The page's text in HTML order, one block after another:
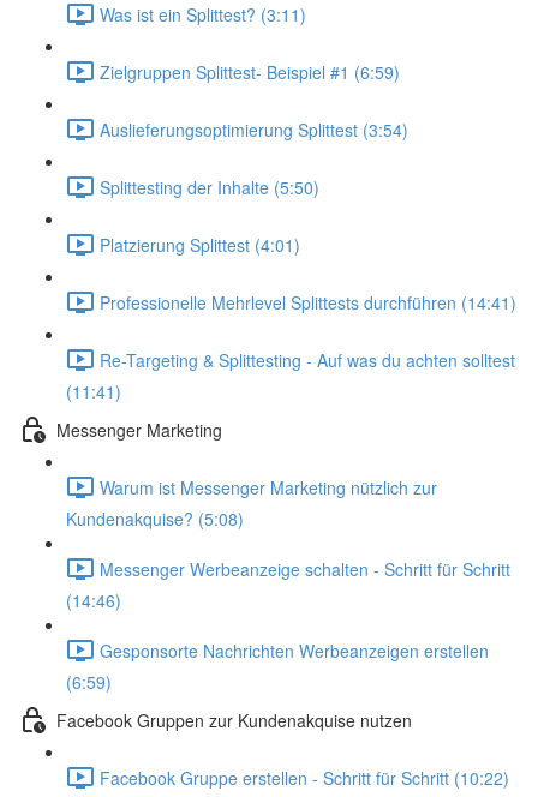
Was ist ein Splittest? (3:11)
Zielgruppen Splittest- Beispiel #1 (6:59)
Auslieferungsoptimierung Splittest (3:54)
Splittesting der Inhalte (5:50)
Platzierung Splittest (4:01)
Professionelle Mehrlevel Splittests durchführen (14:41)
Re-Targeting & Splittesting - Auf was du achten solltest
(11:41)
Messenger Marketing
Warum ist Messenger Marketing nützlich zur
Kundenakquise? (5:08)
Messenger Werbeanzeige schalten - Schritt für Schritt
(14:46)
Gesponsorte Nachrichten Werbeanzeigen erstellen
(6:59)
Facebook Gruppen zur Kundenakquise nutzen
Facebook Gruppe erstellen - Schritt für Schritt (10:22)